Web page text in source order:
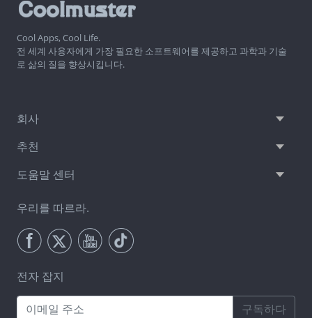
Cool Apps, Cool Life.
전 세계 사용자에게 가장 필요한 소프트웨어를 제공하고 과학과 기술
로 삶의 질을 향상시킵니다.
회사
추천
도움말 센터
우리를 따르라.
전자 잡지
구독하다